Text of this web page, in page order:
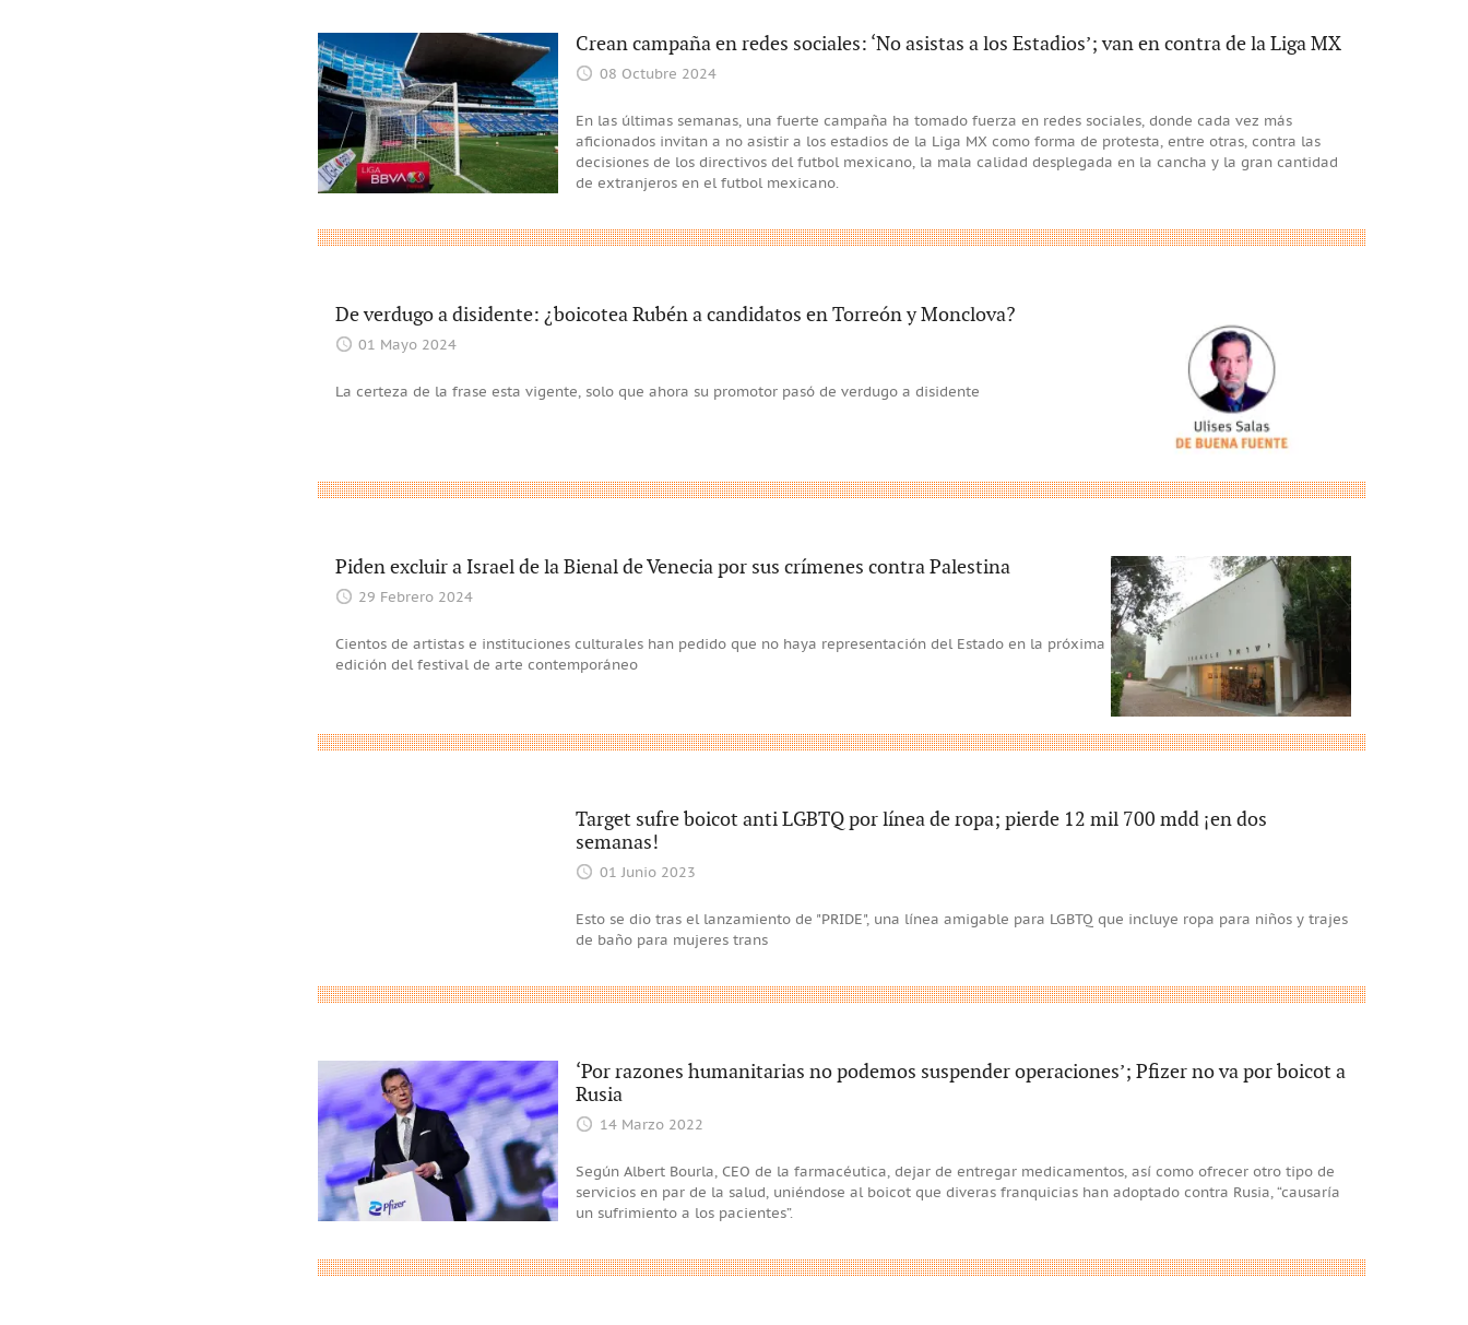
Crean campaña en redes sociales: ‘No asistas a los Estadios’; van en contra de la Liga MX
08 Octubre 2024
En las últimas semanas, una fuerte campaña ha tomado fuerza en redes sociales, donde cada vez más
aficionados invitan a no asistir a los estadios de la Liga MX como forma de protesta, entre otras, contra las
decisiones de los directivos del futbol mexicano, la mala calidad desplegada en la cancha y la gran cantidad
de extranjeros en el futbol mexicano.
De verdugo a disidente: ¿boicotea Rubén a candidatos en Torreón y Monclova?
01 Mayo 2024
La certeza de la frase esta vigente, solo que ahora su promotor pasó de verdugo a disidente
Piden excluir a Israel de la Bienal de Venecia por sus crímenes contra Palestina
29 Febrero 2024
Cientos de artistas e instituciones culturales han pedido que no haya representación del Estado en la próxima
edición del festival de arte contemporáneo
Target sufre boicot anti LGBTQ por línea de ropa; pierde 12 mil 700 mdd ¡en dos
semanas!
01 Junio 2023
Esto se dio tras el lanzamiento de "PRIDE", una línea amigable para LGBTQ que incluye ropa para niños y trajes
de baño para mujeres trans
‘Por razones humanitarias no podemos suspender operaciones’; Pfizer no va por boicot a
Rusia
14 Marzo 2022
Según Albert Bourla, CEO de la farmacéutica, dejar de entregar medicamentos, así como ofrecer otro tipo de
servicios en par de la salud, uniéndose al boicot que diveras franquicias han adoptado contra Rusia, “causaría
un sufrimiento a los pacientes”.